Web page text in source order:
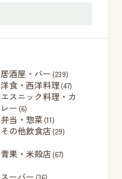
居酒屋・バー (239)
洋食・西洋料理 (47)
エスニック料理・カ
レー (6)
弁当・惣菜(11)
その他飲食店(29)
青果・米殻店(67)